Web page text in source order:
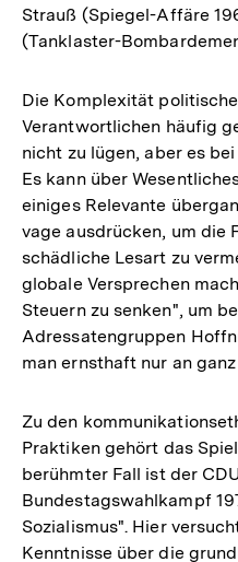
Strauß (Spiegel-Affäre
(Tanklaster-
Die Komplexität
Verantwortlichen häufig
nicht zu lügen, aber es
Es kann über
einiges Relevante
vage ausdrücken, um die
schädliche Lesart zu
globale Versprechen
Steuern zu senken", um
Adressatengruppen
man ernsthaft nur an
Zu den
Praktiken gehört das
berühmter Fall ist der
Bundestagswahlkampf
Sozialismus". Hier
Kenntnisse über die